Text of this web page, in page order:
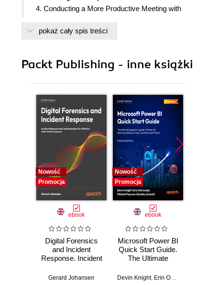
4. Conducting a More Productive Meeting with
5. Post-Training Assessment and Feedback
7. Collecting Periodic Customer Feedback with
Dynamics 365 Customer Voice
9. Closing a Feedback Loop with Customer Voice
10. Administering Microsoft Forms and Dynamics
365 Customer Voice
11. Managing Usage with Dynamics 365
Customer Voice
pokaż cały spis treści
Packt Publishing - inne książki
Nowość
Promocja
ebook
Digital Forensics
and Incident
Response. Incident
and techniques for
Gerard Johansen
Nowość
Promocja
ebook
Microsoft Power BI
Quick Start Guide.
The Ultimate
to Power BI, Data
Devin Knight, Erin Ostrowsky